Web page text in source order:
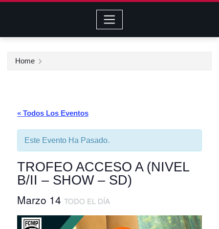
Home
« Todos Los Eventos
Este Evento Ha Pasado.
TROFEO ACCESO A (NIVEL
B/II – SHOW – SD)
Marzo 14 TODO EL DÍA